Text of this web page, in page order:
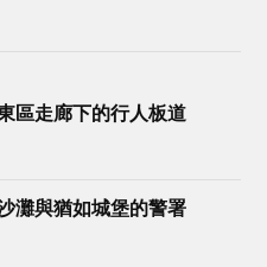
區走廊下的行人板道
灘與猶如城堡的警署